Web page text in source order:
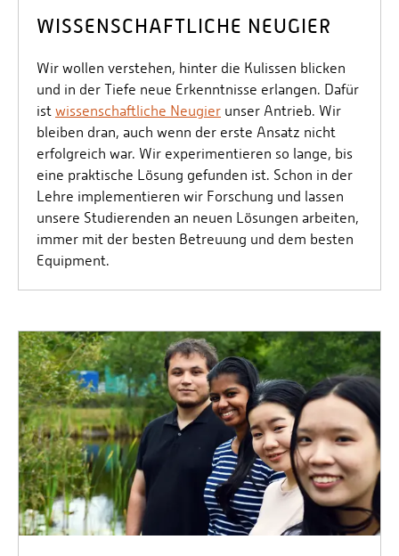
WISSENSCHAFTLICHE NEUGIER
Wir wollen verstehen, hinter die Kulissen blicken
und in der Tiefe neue Erkenntnisse erlangen. Dafür
ist wissenschaftliche Neugier unser Antrieb. Wir
bleiben dran, auch wenn der erste Ansatz nicht
erfolgreich war. Wir experimentieren so lange, bis
eine praktische Lösung gefunden ist. Schon in der
Lehre implementieren wir Forschung und lassen
unsere Studierenden an neuen Lösungen arbeiten,
immer mit der besten Betreuung und dem besten
Equipment.